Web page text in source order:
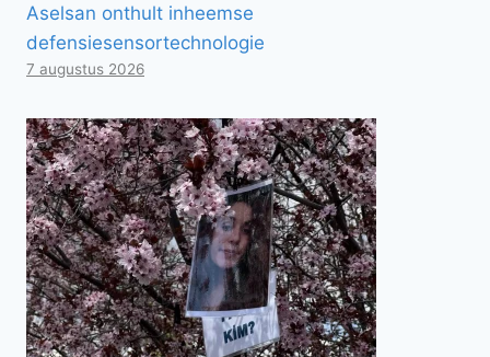
Aselsan onthult inheemse
defensiesensortechnologie
7 augustus 2026